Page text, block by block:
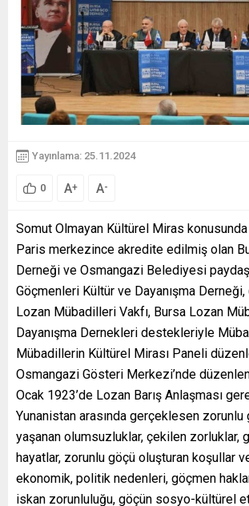
Yayınlama: 25.11.2024
0 A+ A-
Somut Olmayan Kültürel Miras konusunda
Paris merkezince akredite edilmiş olan
Derneği ve Osmangazi Belediyesi
Göçmenleri Kültür ve Dayanışma Derneği,
Lozan Mübadilleri Vakfı, Bursa Lozan
Dayanışma Dernekleri destekleriyle
Mübadillerin Kültürel Mirası Paneli
Osmangazi Gösteri Merkezi’nde
Ocak 1923’de Lozan Barış Anlaşması
Yunanistan arasında gerçeklesen
yaşanan olumsuzluklar, çekilen zorluklar,
hayatlar, zorunlu göçü oluşturan koşullar
ekonomik, politik nedenleri, göçmen
iskan zorunluluğu, göçün sosyo-kültürel